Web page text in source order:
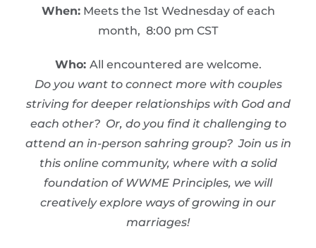
When:Meets the 1st Wednesday of each
month, 8:00 pm CST
Who: All encountered are welcome.
Do you want to connect more with couples
striving for deeper relationships with God and
each other? Or, do you find it challenging to
attend an in-person sahring group? Join us in
this online community, where with a solid
foundation of WWME Principles, we will
creatively explore ways of growing in our
marriages!